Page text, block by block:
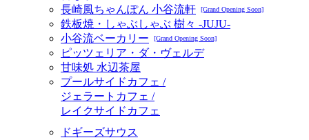
長崎風ちゃんぽん 小谷流軒 [Grand Opening Soon]
鉄板焼・しゃぶしゃぶ 樹々 -JUJU-
小谷流ベーカリー
[Grand Opening Soon]
ピッツェリア・ダ・ヴェルデ
甘味処 水辺茶屋
プールサイドカフェ /
ジェラートカフェ /
レイクサイドカフェ
ドギーズサウス